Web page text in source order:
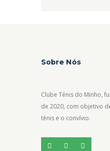
Sobre Nós
Clube Ténis do Minho,
de 2020, com objetivo
ténis e o convívio.